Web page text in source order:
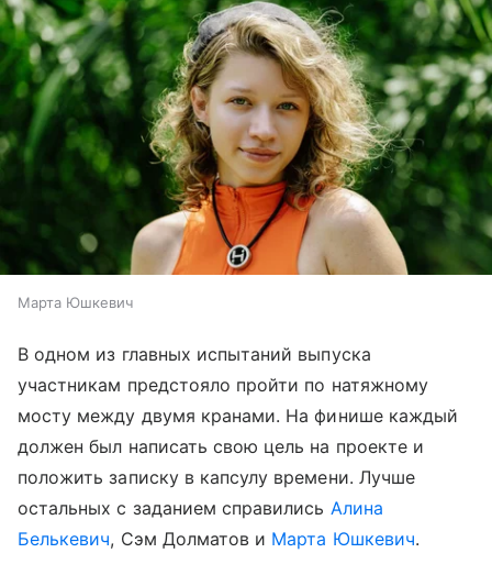
Марта Юшкевич
В одном из главных испытаний выпуска
участникам предстояло пройти по натяжному
мосту между двумя кранами. На финише каждый
должен был написать свою цель на проекте и
положить записку в капсулу времени. Лучше
остальных с заданием справились Алина
Белькевич, Сэм Долматов и Марта Юшкевич.